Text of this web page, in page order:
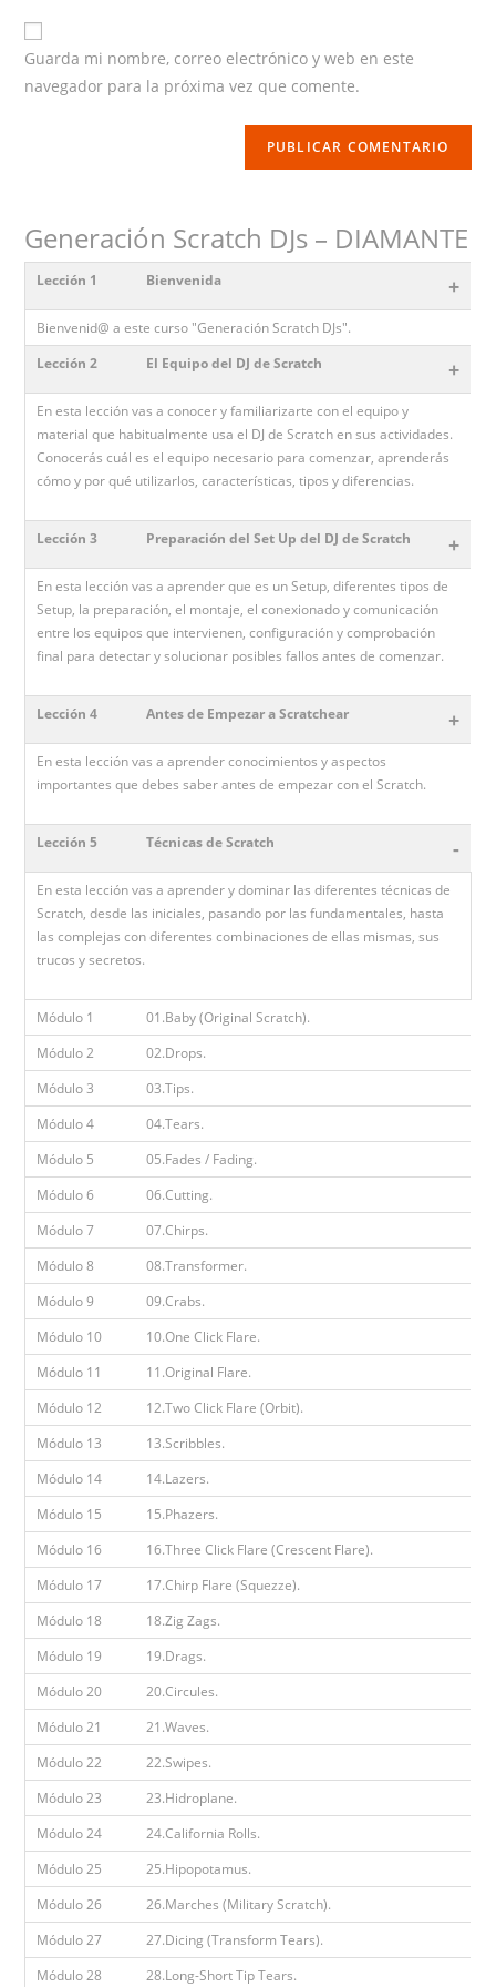
website
URL
Guarda mi nombre, correo electrónico y web en este
navegador para la próxima vez que comente.
Generación Scratch DJs – DIAMANTE
Lección 1 Bienvenida +
Bienvenid@ a este curso "Generación Scratch DJs".
Lección 2
El Equipo del DJ de Scratch +
En esta lección vas a conocer y familiarizarte con el equipo y
material que habitualmente usa el DJ de Scratch en sus actividades.
Conocerás cuál es el equipo necesario para comenzar, aprenderás
cómo y por qué utilizarlos, características, tipos y diferencias.
Lección 3 Preparación del Set Up del DJ de Scratch +
En esta lección vas a aprender que es un Setup, diferentes tipos de
Setup, la preparación, el montaje, el conexionado y comunicación
entre los equipos que intervienen, configuración y comprobación
final para detectar y solucionar posibles fallos antes de comenzar.
Lección 4 Antes de Empezar a Scratchear +
En esta lección vas a aprender conocimientos y aspectos
importantes que debes saber antes de empezar con el Scratch.
Lección 5 Técnicas de Scratch -
En esta lección vas a aprender y dominar las diferentes técnicas de
Scratch, desde las iniciales, pasando por las fundamentales, hasta
las complejas con diferentes combinaciones de ellas mismas, sus
trucos y secretos.
Módulo 1
01.Baby (Original Scratch).
Módulo 2
02.Drops.
Módulo 3
03.Tips.
Módulo 4
04.Tears.
Módulo 5
05.Fades / Fading.
Módulo 6
06.Cutting.
Módulo 7
07.Chirps.
Módulo 8
08.Transformer.
Módulo 9
09.Crabs.
Módulo 10
10.One Click Flare.
Módulo 11
11.Original Flare.
Módulo 12
12.Two Click Flare (Orbit).
Módulo 13
13.Scribbles.
Módulo 14
14.Lazers.
Módulo 15
15.Phazers.
Módulo 16
16.Three Click Flare (Crescent Flare).
Módulo 17
17.Chirp Flare (Squezze).
Módulo 18
18.Zig Zags.
Módulo 19
19.Drags.
Módulo 20
20.Circules.
Módulo 21
21.Waves.
Módulo 22
22.Swipes.
Módulo 23
23.Hidroplane.
Módulo 24
24.California Rolls.
Módulo 25
25.Hipopotamus.
Módulo 26
26.Marches (Military Scratch).
Módulo 27
27.Dicing (Transform Tears).
Módulo 28
28.Long-Short Tip Tears.